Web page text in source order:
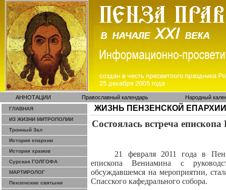
АННОТАЦИИ Православный календарь Народный
ГЛАВНАЯ
ИЗ ЖИЗНИ МИТРОПОЛИИ
Тронный Зал
История епархии
История храмов
Сурская ГОЛГОФА
МАРТИРОЛОГ
Пензенские святыни
ЖИЗНЬ ПЕНЗЕНСКОЙ ЕПАРХИИ
Состоялась встреча
21 февраля 2011 года в
епископа Вениамина с
обсуждавшемся на мероприятии,
Спасского кафедрального собора.